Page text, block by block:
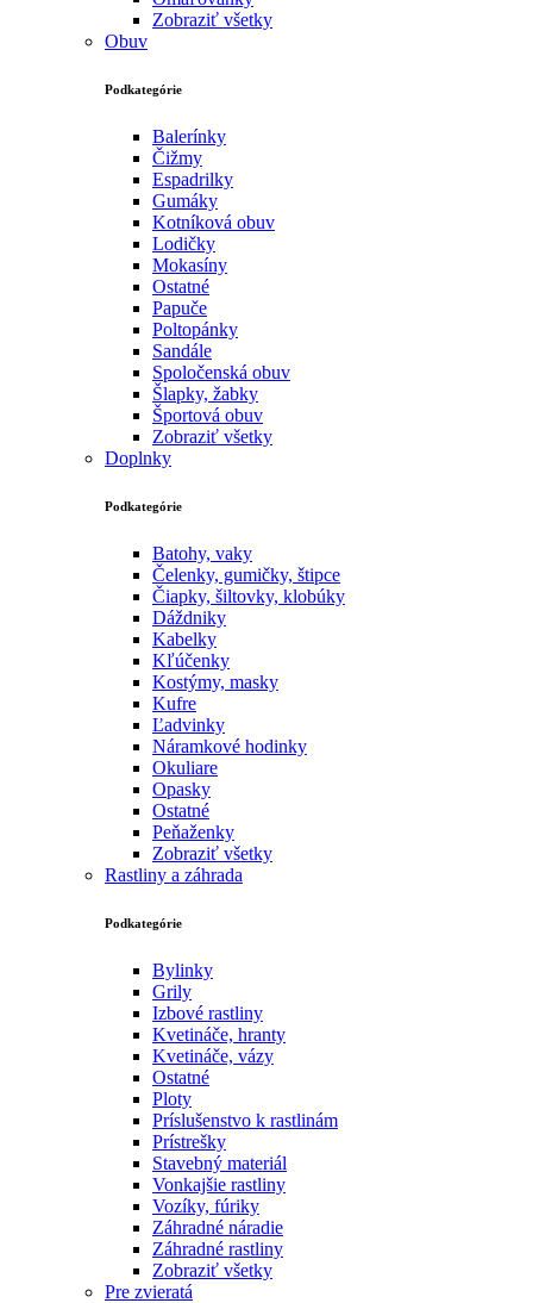
Zobraziť všetky
Obuv
Podkategórie
Balerínky
Čižmy
Espadrilky
Gumáky
Kotníková obuv
Lodičky
Mokasíny
Ostatné
Papuče
Poltopánky
Sandále
Spoločenská obuv
Šlapky, žabky
Športová obuv
Zobraziť všetky
Doplnky
Podkategórie
Batohy, vaky
Čelenky, gumičky, štipce
Čiapky, šiltovky, klobúky
Dáždniky
Kabelky
Kľúčenky
Kostýmy, masky
Kufre
Ľadvinky
Náramkové hodinky
Okuliare
Opasky
Ostatné
Peňaženky
Zobraziť všetky
Rastliny a záhrada
Podkategórie
Bylinky
Grily
Izbové rastliny
Kvetináče, hranty
Kvetináče, vázy
Ostatné
Ploty
Príslušenstvo k rastlinám
Prístrešky
Stavebný materiál
Vonkajšie rastliny
Vozíky, fúriky
Záhradné náradie
Záhradné rastliny
Zobraziť všetky
Pre zvieratá